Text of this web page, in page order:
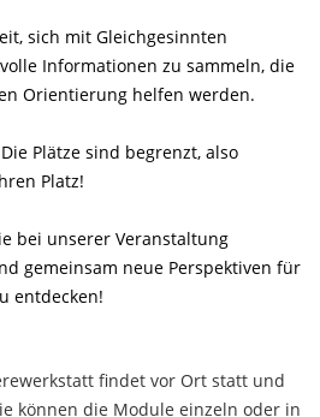
sich mit Gleichgesinnten
Informationen zu sammeln, die
Orientierung helfen werden.
Plätze sind begrenzt, also
Platz!
bei unserer Veranstaltung
gemeinsam neue Perspektiven für
entdecken!
findet vor Ort statt und
können die Module einzeln oder in